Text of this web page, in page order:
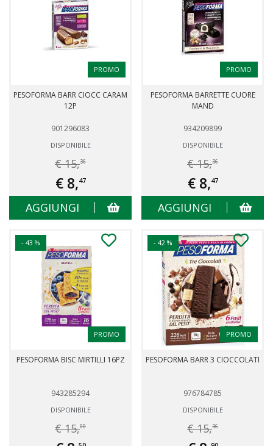
PROMO
PESOFORMA BARR CIOCC CARAM
12P
901296083
DISPONIBILE
€ 15,36
€ 8,47
AGGIUNGI
PROMO
PESOFORMA BARRETTE CUORE
MAND
934209899
DISPONIBILE
€ 15,36
€ 8,47
AGGIUNGI
- 43 %
PROMO
PESOFORMA BISC MIRTILLI 16PZ
943285294
DISPONIBILE
€ 15,00
- 42 %
PROMO
PESOFORMA BARR 3 CIOCCOLATI
976784785
DISPONIBILE
€ 15,36